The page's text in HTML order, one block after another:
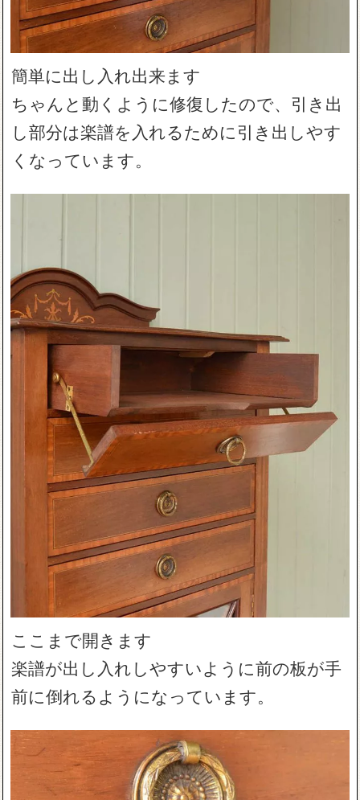
簡単に出し入れ出来ます
ちゃんと動くように修復したので、引き出
し部分は楽譜を入れるために引き出しやす
くなっています。
ここまで開きます
楽譜が出し入れしやすいように前の板が手
前に倒れるようになっています。